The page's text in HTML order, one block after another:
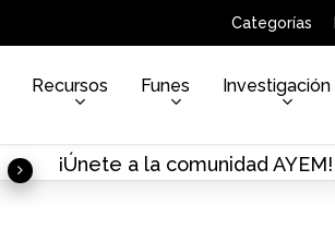
Categorías
Recursos Funes Investigación
¡Únete a la comunidad AYEM!